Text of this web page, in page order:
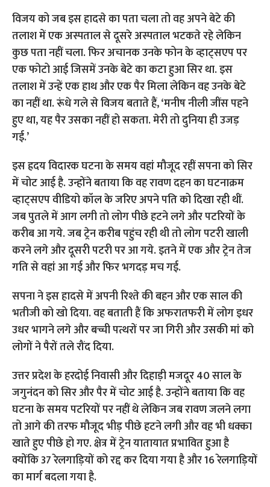
विजय को जब इस हादसे का पता चला तो वह अपने बेटे की
तलाश में एक अस्पताल से दूसरे अस्पताल भटकते रहे लेकिन
कुछ पता नहीं चला. फिर अचानक उनके फोन के व्हाट्सएप पर
एक फोटो आई जिसमें उनके बेटे का कटा हुआ सिर था. इस
तलाश में उन्हें एक हाथ और एक पैर मिला लेकिन वह उनके बेटे
का नहीं था. रूंधे गले से विजय बताते हैं, ‘मनीष नीली जींस पहने
हुए था, यह पैर उसका नहीं हो सकता. मेरी तो दुनिया ही उजड़
गई.’
इस ह्रदय विदारक घटना के समय वहां मौजूद रहीं सपना को सिर
में चोट आई है. उन्होंने बताया कि वह रावण दहन का घटनाक्रम
व्हाट्सएप वीडियो कॉल के जरिए अपने पति को दिखा रही थीं.
जब पुतले में आग लगी तो लोग पीछे हटने लगे और पटरियों के
करीब आ गये. जब ट्रेन करीब पहुंच रही थी तो लोग पटरी खाली
करने लगे और दूसरी पटरी पर आ गये. इतने में एक और ट्रेन तेज
गति से वहां आ गई और फिर भगदड़ मच गई.
सपना ने इस हादसे में अपनी रिश्ते की बहन और एक साल की
भतीजी को खो दिया. वह बताती हैं कि अफरातफरी में लोग इधर
उधर भागने लगे और बच्ची पत्थरों पर जा गिरी और उसकी मां को
लोगों ने पैरों तले रौंद दिया.
उत्तर प्रदेश के हरदोई निवासी और दिहाड़ी मजदूर 40 साल के
जगुनंदन को सिर और पैर में चोट आई है. उन्होंने बताया कि वह
घटना के समय पटरियों पर नहीं थे लेकिन जब रावण जलने लगा
तो आगे की तरफ मौजूद भीड़ पीछे हटने लगी और वह भी धक्का
खाते हुए पीछे हो गए. क्षेत्र में ट्रेन यातायात प्रभावित हुआ है
क्योंकि 37 रेलगाड़ियों को रद्द कर दिया गया है और 16 रेलगाड़ियों
का मार्ग बदला गया है.